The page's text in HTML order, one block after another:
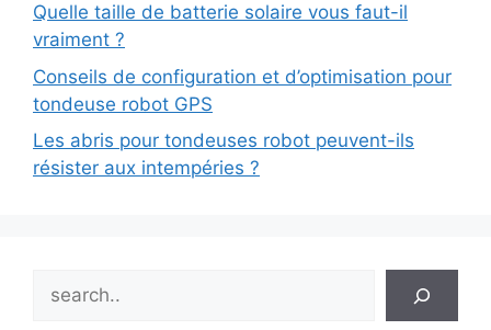
Quelle taille de batterie solaire vous faut-il
vraiment ?
Conseils de configuration et d’optimisation pour
tondeuse robot GPS
Les abris pour tondeuses robot peuvent-ils
résister aux intempéries ?